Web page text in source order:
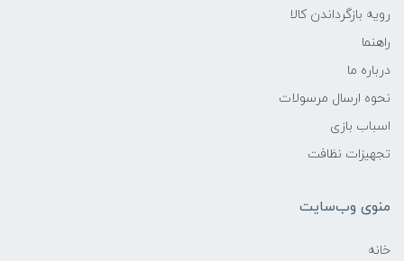
رویه بازگرداندن کالا
راهنما
درباره ما
نحوه ارسال مرسولات
اسباب بازی
تجهیزات نظافت
منوی وب‌سایت
خانه